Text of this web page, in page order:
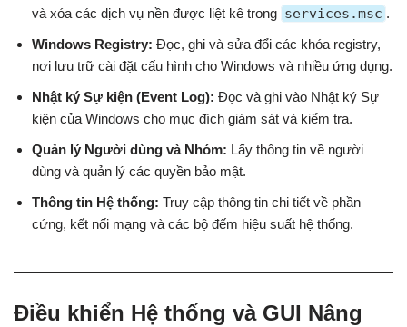
và xóa các dịch vụ nền được liệt kê trong services.msc .
Windows Registry: Đọc, ghi và sửa đổi các khóa registry,
nơi lưu trữ cài đặt cấu hình cho Windows và nhiều ứng dụng.
Nhật ký Sự kiện (Event Log): Đọc và ghi vào Nhật ký Sự
kiện của Windows cho mục đích giám sát và kiểm tra.
Quản lý Người dùng và Nhóm: Lấy thông tin về người
dùng và quản lý các quyền bảo mật.
Thông tin Hệ thống: Truy cập thông tin chi tiết về phần
cứng, kết nối mạng và các bộ đếm hiệu suất hệ thống.
Điều khiển Hệ thống và GUI Nâng